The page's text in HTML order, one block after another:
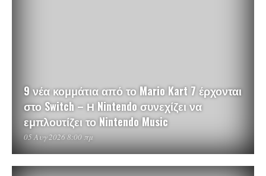
9 νέα κομμάτια από το Mario Kart 7 έρχονται
στο Switch – Η Nintendo συνεχίζει να
εμπλουτίζει το Nintendo Music
05 Αυγ 2026 8:00 πμ